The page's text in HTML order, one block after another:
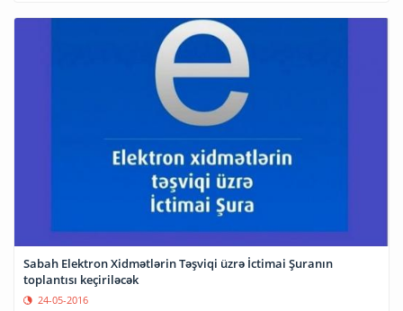
Sabah Elektron Xidmətlərin Təşviqi üzrə İctimai Şuranın
toplantısı keçiriləcək
24-05-2016